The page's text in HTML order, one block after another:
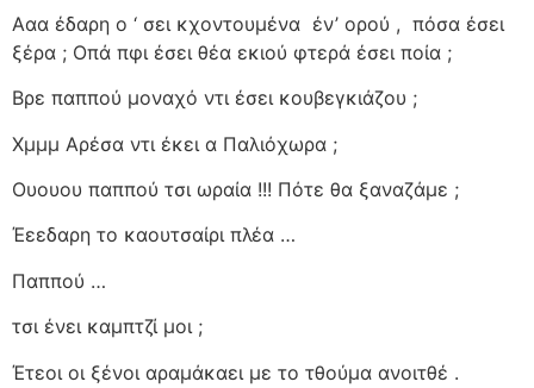
Ααα έδαρη ο ‘ σει κχοντουμένα έν’ ορού , πόσα έσει
ξέρα ; Οπά πφι έσει θέα εκιού φτερά έσει ποία ;
Βρε παππού μοναχό ντι έσει κουβεγκιάζου ;
Χμμμ Αρέσα ντι έκει α Παλιόχωρα ;
Ουουου παππού τσι ωραία !!! Πότε θα ξαναζάμε ;
Έεεδαρη το καουτσαίρι πλέα …
Παππού …
τσι ένει καμπτζί μοι ;
Έτεοι οι ξένοι αραμάκαει με το τθούμα ανοιτθέ .